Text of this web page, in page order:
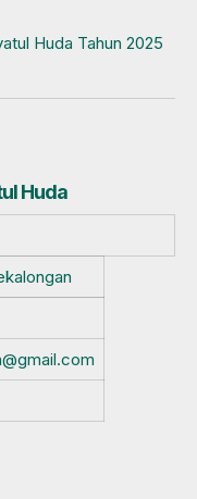
Huda Tahun 2025
Huda